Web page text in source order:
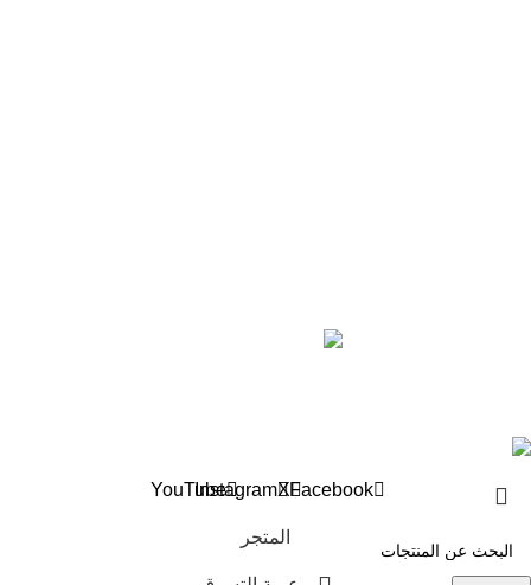
Facebook
X
Instagram
YouTube
المتجر